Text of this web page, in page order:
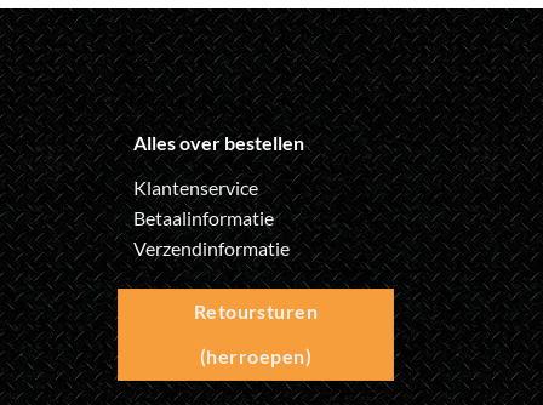
Alles over bestellen
Klantenservice
Betaalinformatie
Verzendinformatie
Retoursturen
(herroepen)